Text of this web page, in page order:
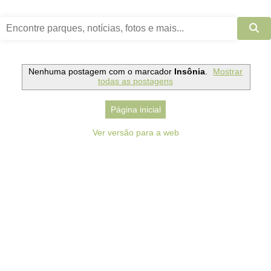
Nenhuma postagem com o marcador Insônia.
Mostrar
todas as postagens
Página inicial
Ver versão para a web